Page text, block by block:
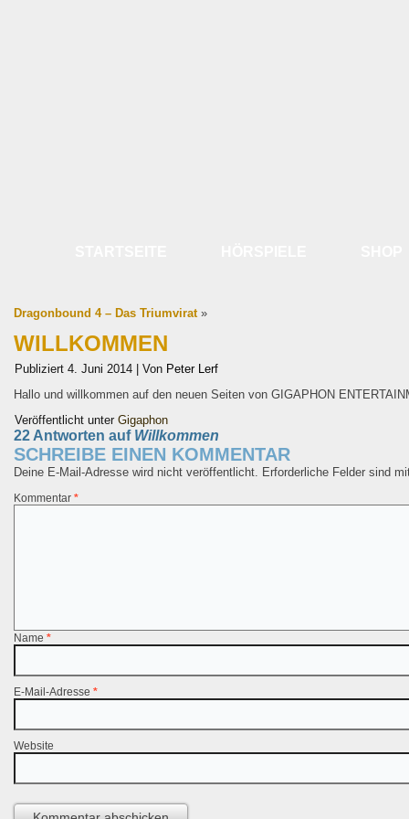
Dragonbound 4 – Das Triumvirat»
WILLKOMMEN
Publiziert 4. Juni 2014 Von Peter Lerf
Hallo und willkommen auf den neuen Seiten von GIGAPHON
Veröffentlicht unter Gigaphon
22 Antworten auf Willkommen
SCHREIBE EINEN KOMMENTAR
Deine E-Mail-Adresse wird nicht veröffentlicht. Erforderliche Felder sind
Kommentar *
Name *
E-Mail-Adresse *
Website